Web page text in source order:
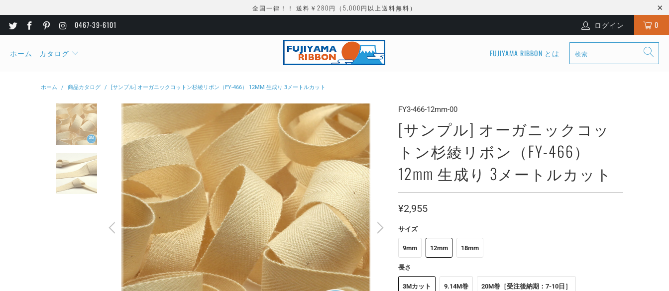
全国一律！！ 送料￥280円（5,000円以上送料無料）
0467-39-6101 ログイン 0
ホーム カタログ FUJIYAMA RIBBON とは
ホーム / 商品カタログ / [サンプル] オーガニックコットン杉綾リボン（FY-466） 12MM 生成り 3メートルカット
FY3-466-12mm-00
[サンプル] オーガニックコッ
トン杉綾リボン（FY-466）
12mm 生成り 3メートルカット
¥2,955
サイズ
9mm 12mm 18mm
長さ
3Mカット 9.14M巻 20M巻［受注後納期：7-10日］